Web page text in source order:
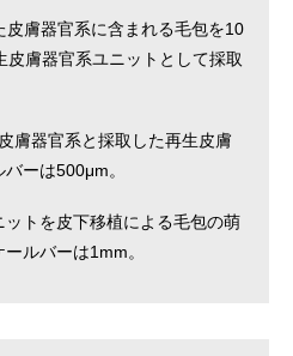
皮膚器官系に含まれる毛包を10
皮膚器官系ユニットとして採取
膚器官系と採取した再生皮膚
ーは500μm。
トを皮下移植による毛包の萌
ルバーは1mm。